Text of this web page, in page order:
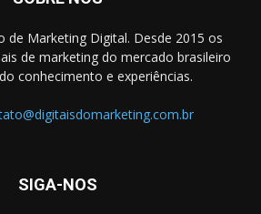
de Marketing Digital. Desde 2015 os
de marketing do mercado brasileiro
conhecimento e experiências.
SIGA-NOS